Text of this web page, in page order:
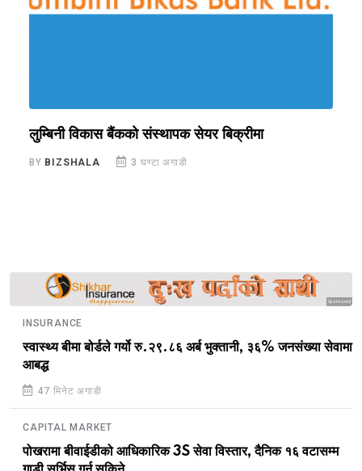
लुम्बिनी विकास बैंकको संस्थापक सेयर बिक्रीमा
BY BIZSHALA 3 घण्टा अगाडी
Sponsored
INSURANCE
स्वास्थ्य बीमा बोर्डले गर्यो रु.२९.८६ अर्ब भुक्तानी, ३६% जनसंख्या सेवामा
आबद्ध
47 मिनेट अगाडी
CAPITAL MARKET
पोखरामा बीवाईडीको आधिकारिक 3S सेवा विस्तार, दैनिक १६ वटासम्म